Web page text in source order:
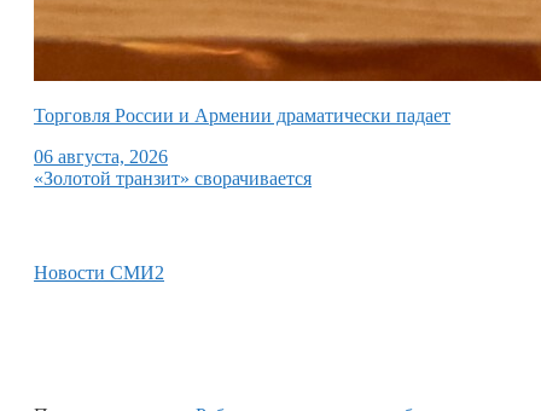
Торговля России и Армении драматически падает
06 августа, 2026
«Золотой транзит» сворачивается
Новости СМИ2